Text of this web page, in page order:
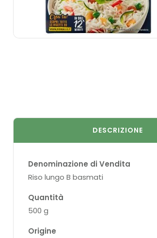
DESCRIZIONE
Denominazione di Vendita
Riso lungo B basmati
Quantità
500 g
Origine